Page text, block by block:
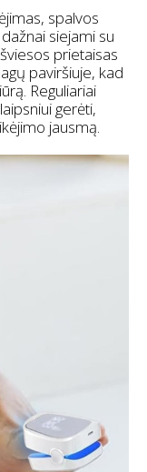
spalvos
siejami su
prietaisas
paviršiuje, kad
Reguliariai
gerėti,
jausmą.